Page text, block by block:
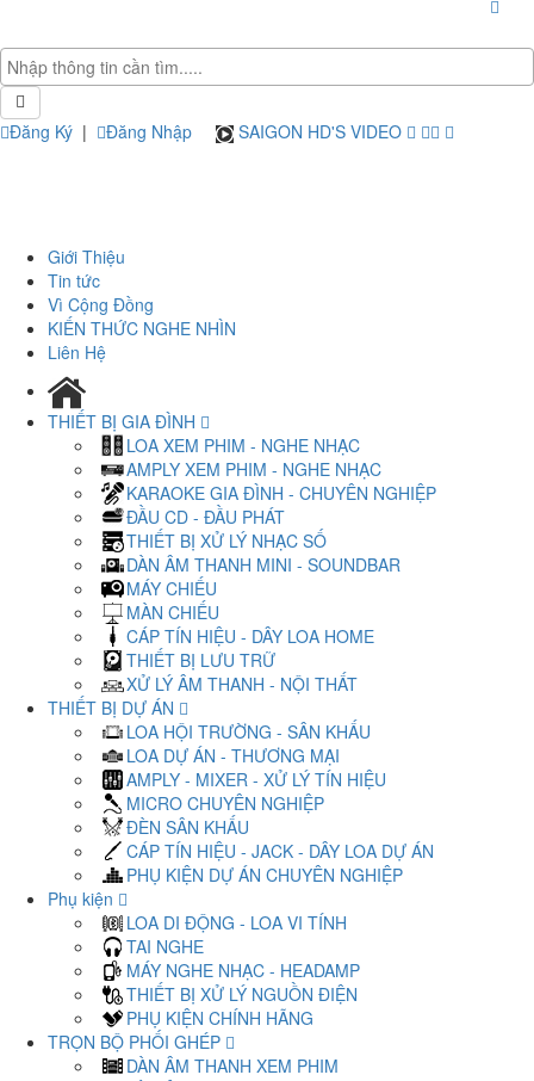
Đăng Ký | Đăng Nhập SAIGON HD'S VIDEO
Giới Thiệu
Tin tức
Vì Cộng Đồng
KIẾN THỨC NGHE NHÌN
Liên Hệ
THIẾT BỊ GIA ĐÌNH
LOA XEM PHIM - NGHE NHẠC
AMPLY XEM PHIM - NGHE NHẠC
KARAOKE GIA ĐÌNH - CHUYÊN NGHIỆP
ĐẦU CD - ĐẦU PHÁT
THIẾT BỊ XỬ LÝ NHẠC SỐ
DÀN ÂM THANH MINI - SOUNDBAR
MÁY CHIẾU
MÀN CHIẾU
CÁP TÍN HIỆU - DÂY LOA HOME
THIẾT BỊ LƯU TRỮ
XỬ LÝ ÂM THANH - NỘI THẤT
THIẾT BỊ DỰ ÁN
LOA HỘI TRƯỜNG - SÂN KHẤU
LOA DỰ ÁN - THƯƠNG MẠI
AMPLY - MIXER - XỬ LÝ TÍN HIỆU
MICRO CHUYÊN NGHIỆP
ĐÈN SÂN KHẤU
CÁP TÍN HIỆU - JACK - DÂY LOA DỰ ÁN
PHỤ KIỆN DỰ ÁN CHUYÊN NGHIỆP
Phụ kiện
LOA DI ĐỘNG - LOA VI TÍNH
TAI NGHE
MÁY NGHE NHẠC - HEADAMP
THIẾT BỊ XỬ LÝ NGUỒN ĐIỆN
PHỤ KIỆN CHÍNH HÃNG
TRỌN BỘ PHỐI GHÉP
DÀN ÂM THANH XEM PHIM